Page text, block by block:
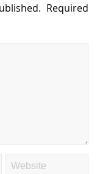
Required